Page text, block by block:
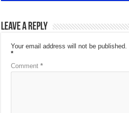
Leave a Reply
Your email address will not be published.
*
Comment*